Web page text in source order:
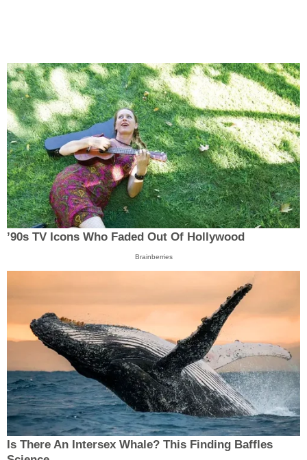
’90s TV Icons Who Faded Out Of Hollywood
Brainberries
Is There An Intersex Whale? This Finding Baffles